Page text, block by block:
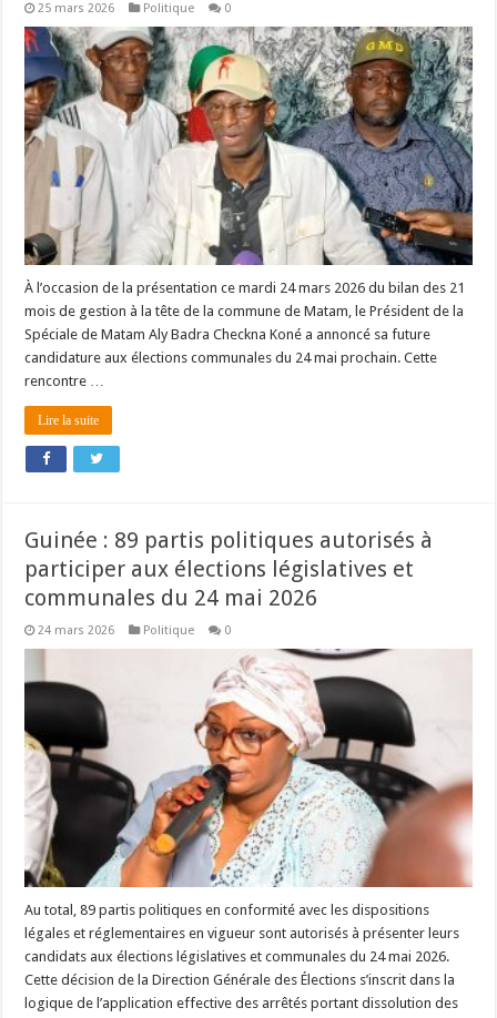
25 mars 2026 Politique 0
À l’occasion de la présentation ce mardi 24 mars 2026 du bilan des 21
mois de gestion à la tête de la commune de Matam, le Président de la
Spéciale de Matam Aly Badra Checkna Koné a annoncé sa future
candidature aux élections communales du 24 mai prochain. Cette
rencontre …
Lire la suite
Guinée : 89 partis politiques autorisés à
participer aux élections législatives et
communales du 24 mai 2026
24 mars 2026 Politique 0
Au total, 89 partis politiques en conformité avec les dispositions
légales et réglementaires en vigueur sont autorisés à présenter leurs
candidats aux élections législatives et communales du 24 mai 2026.
Cette décision de la Direction Générale des Élections s’inscrit dans la
logique de l’application effective des arrêtés portant dissolution des